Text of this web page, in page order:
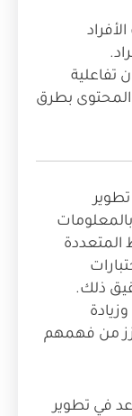
تفاعلية
بطرق
المتعددة
ذلك.
من فهمهم
في تطوير